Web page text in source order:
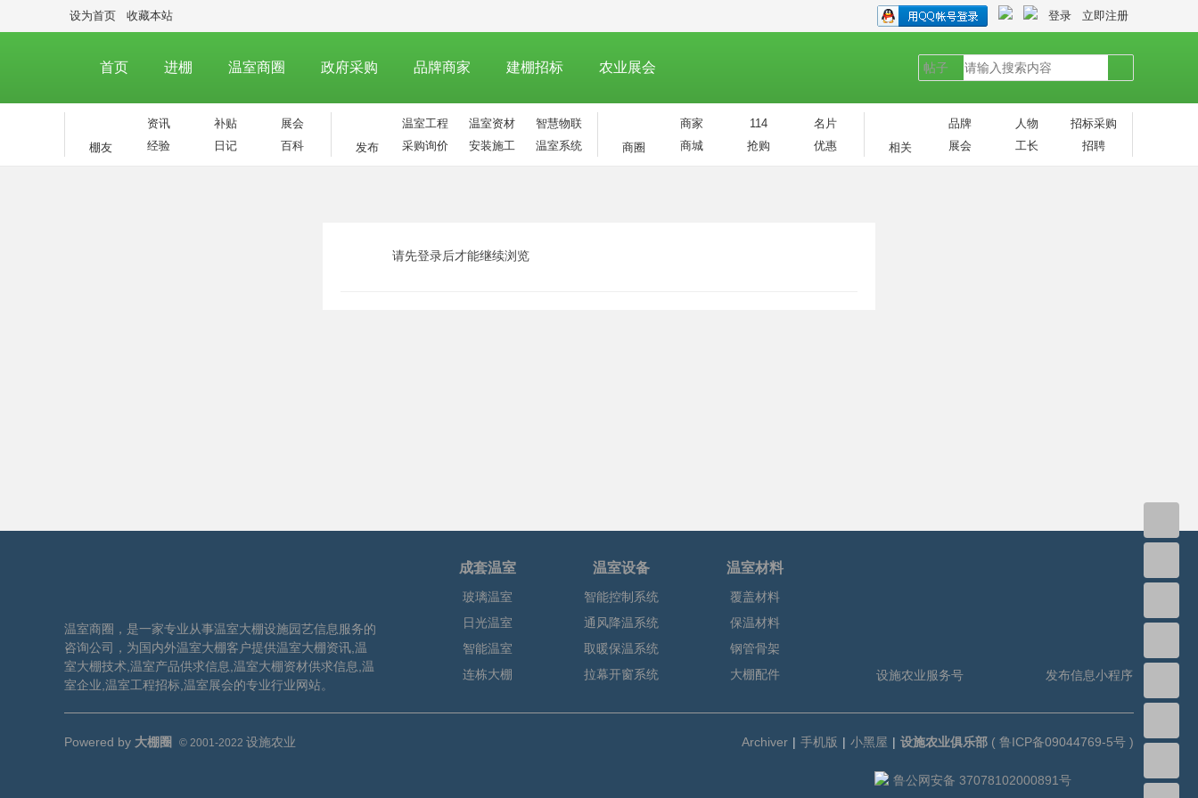
设为首页 收藏本站 登录 立即注册
进棚 温室商圈 政府采购 品牌商家 建棚招标 帖子
棚友
资讯 补贴
展会
经验
日记 百科 发布
温室工程 温室资材
智慧物联
采购询价
安装施工 温室系统 商圈
商家 114
名片
商城
抢购 优惠 相关
品牌 人物
招标采购
展会
工长 招聘
请先登录后才能继续浏览
温室商圈，是一家专业从事温室大棚设施园艺信息服务的
咨询公司，为国内外温室大棚客户提供温室大棚资讯,温
室大棚技术,温室产品供求信息,温室大棚资材供求信息,温
室企业,温室工程招标,温室展会的专业行业网站。
成套温室
玻璃温室
日光温室
智能温室
连栋大棚
温室设备
智能控制系统
通风降温系统
取暖保温系统
拉幕开窗系统
温室材料
覆盖材料
保温材料
钢管骨架
大棚配件
发布信息小程序
设施农业服务号
Archiver | 手机版 | 小黑屋 | 设施农业俱乐部 ( 鲁ICP备09044769-5号 )
鲁公网安备 37078102000891号
Powered by 大棚圈 © 2001-2022 设施农业